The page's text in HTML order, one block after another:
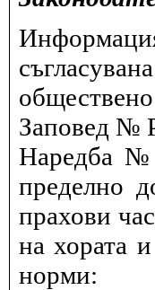
Заповед №
Наредба
пределно
прахови
на хората
норми: